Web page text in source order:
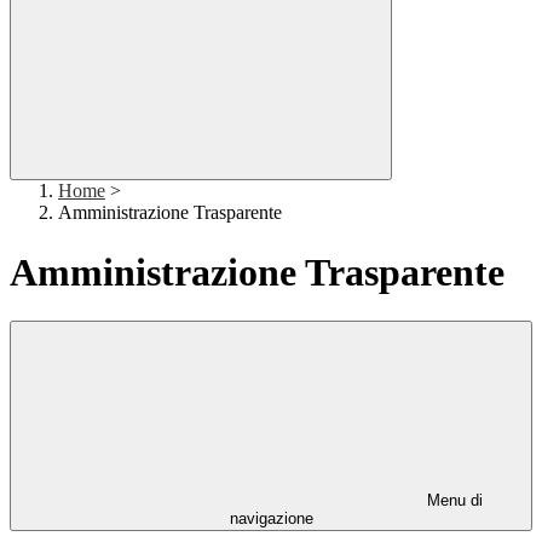
Home >
Amministrazione Trasparente
Amministrazione Trasparente
Menu di
navigazione